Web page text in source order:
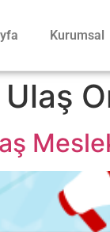
Kurumsal
Ulaş